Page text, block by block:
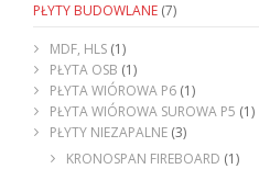
PŁYTY BUDOWLANE (7)
MDF, HLS (1)
PŁYTA OSB (1)
PŁYTA WIÓROWA P6 (1)
PŁYTA WIÓROWA SUROWA P5 (1)
PŁYTY NIEZAPALNE (3)
KRONOSPAN FIREBOARD (1)